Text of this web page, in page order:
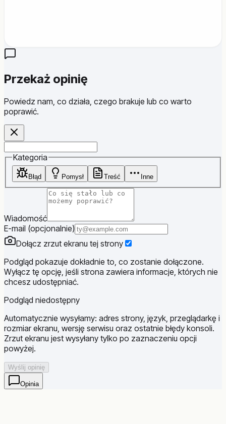
Przekaż opinię
Powiedz nam, co działa, czego brakuje lub co warto
poprawić.
Kategoria
Błąd Pomysł Treść Inne
Wiadomość
E-mail (opcjonalnie)
Dołącz zrzut ekranu tej strony
Podgląd pokazuje dokładnie to, co zostanie dołączone.
Wyłącz tę opcję, jeśli strona zawiera informacje, których nie
chcesz udostępniać.
Podgląd niedostępny
Automatycznie wysyłamy: adres strony, język, przeglądarkę i
rozmiar ekranu, wersję serwisu oraz ostatnie błędy konsoli.
Zrzut ekranu jest wysyłany tylko po zaznaczeniu opcji
powyżej.
Wyślij opinię
Opinia